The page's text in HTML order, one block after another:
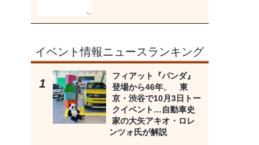
イベント情報ニュースランキング
フィアット『パンダ』
登場から46年、 東
京・渋谷で10月3日トー
クイベント…自動車史
家の大矢アキオ・ロレ
ンツォ氏が解説